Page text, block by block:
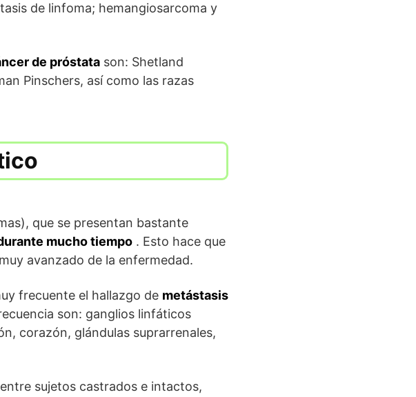
de linfoma; hemangiosarcoma y
de próstata son: Shetland
Pinschers, así como las razas
que se presentan bastante
mucho tiempo . Esto hace que
avanzado de la enfermedad.
frecuente el hallazgo de metástasis
son: ganglios linfáticos
corazón, glándulas suprarrenales,
sujetos castrados e intactos,